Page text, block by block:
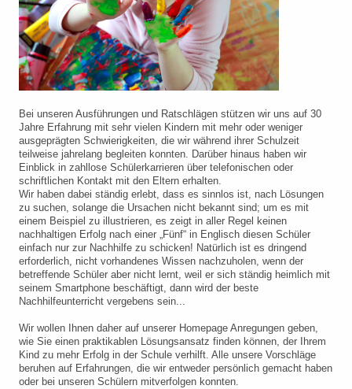
Bei unseren Ausführungen und Ratschlägen stützen wir uns auf 30
Jahre Erfahrung mit sehr vielen Kindern mit mehr oder weniger
ausgeprägten Schwierigkeiten, die wir während ihrer Schulzeit
teilweise jahrelang begleiten konnten. Darüber hinaus haben wir
Einblick in zahllose Schülerkarrieren über telefonischen oder
schriftlichen Kontakt mit den Eltern erhalten.
Wir haben dabei ständig erlebt, dass es sinnlos ist, nach Lösungen
zu suchen, solange die Ursachen nicht bekannt sind; um es mit
einem Beispiel zu illustrieren, es zeigt in aller Regel keinen
nachhaltigen Erfolg nach einer „Fünf“ in Englisch diesen Schüler
einfach nur zur Nachhilfe zu schicken! Natürlich ist es dringend
erforderlich, nicht vorhandenes Wissen nachzuholen, wenn der
betreffende Schüler aber nicht lernt, weil er sich ständig heimlich mit
seinem Smartphone beschäftigt, dann wird der beste
Nachhilfeunterricht vergebens sein...
Wir wollen Ihnen daher auf unserer Homepage Anregungen geben,
wie Sie einen praktikablen Lösungsansatz finden können, der Ihrem
Kind zu mehr Erfolg in der Schule verhilft. Alle unsere Vorschläge
beruhen auf Erfahrungen, die wir entweder persönlich gemacht haben
oder bei unseren Schülern mitverfolgen konnten.